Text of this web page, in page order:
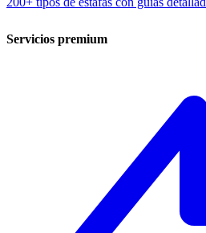
Servicios premium